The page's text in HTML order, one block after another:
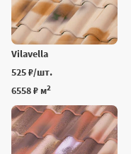
Vilavella
525 ₽/шт.
6558 ₽ м2